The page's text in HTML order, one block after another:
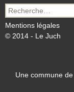
Recherche
pour :
Mentions légales
© 2014 - Le Juch
Une commune